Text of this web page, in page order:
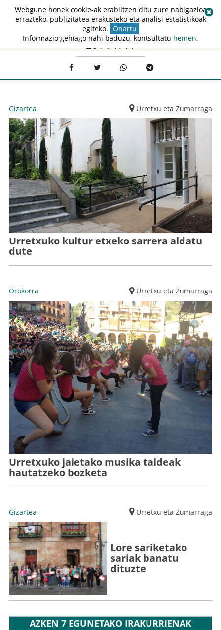
2014/7/11
Gizartea Urretxu eta Zumarraga
Urretxuko kultur etxeko sarrera aldatu
dute
Orokorra Urretxu eta Zumarraga
Urretxuko jaietako musika taldeak
hautatzeko bozketa
Gizartea Urretxu eta Zumarraga
Lore sariketako
sariak banatu
dituzte
AZKEN 7 EGUNETAKO IRAKURRIENAK
Webgune honek cookie-ak erabiltzen ditu zure nabigazioa
errazteko, publizitatea erakusteko eta analisi estatistikoak
egiteko. Onartu
Informazio gehiago nahi baduzu, kontsultatu hemen.